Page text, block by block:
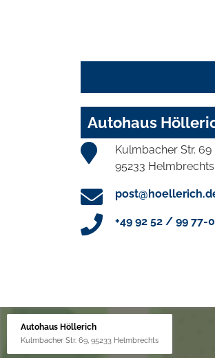
Autohaus
Kulmbacher Str. 69
95233 Helmbrechts
+49 92 52 / 99 77-0
Autohaus Höllerich
Kulmbacher Str. 69, 95233 Helmbrechts